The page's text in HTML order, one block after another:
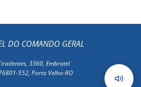
DO COMANDO GERAL
3360, Embratel
552, Porto Velho-RO